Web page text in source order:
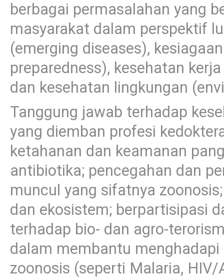
berbagai permasalahan yang
masyarakat dalam perspektif
(emerging diseases),
preparedness), kesehatan
dan kesehatan lingkungan
Tanggung jawab terhadap
yang diemban profesi
ketahanan dan keamanan
antibiotika; pencegahan dan
muncul yang sifatnya
dan ekosistem; berpartisipasi
terhadap bio- dan agro-
dalam membantu
zoonosis (seperti Malaria,